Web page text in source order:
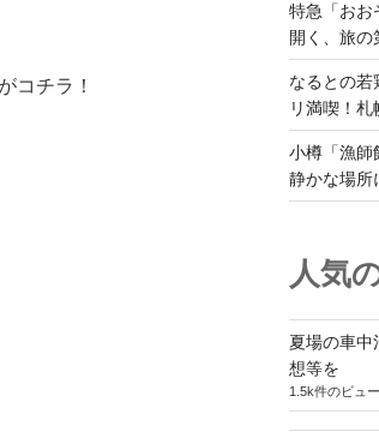
コチラ！
特急「おお
開く、旅の
なるとの若
リ満喫！札
小樽「漁師
静かな場所
人気
夏場の車中
想等を
1.5k件のビュー